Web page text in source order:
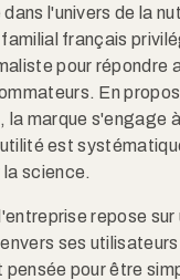
l'univers de la
français
pour répondre
En
la marque s'engage
est
science.
repose sur
ses
pensée pour être